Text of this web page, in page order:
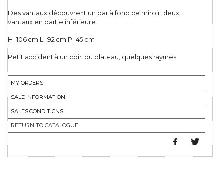
Des vantaux découvrent un bar à fond de miroir, deux
vantaux en partie inférieure
H_106 cm L_92 cm P_45 cm
Petit accident à un coin du plateau, quelques rayures
MY ORDERS
SALE INFORMATION
SALES CONDITIONS
RETURN TO CATALOGUE